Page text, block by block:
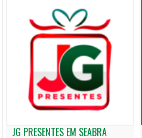
JG PRESENTES EM SEABRA